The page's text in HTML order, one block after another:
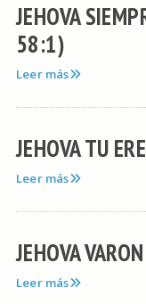
JEHOVA
58:1)
Leer más
JEHOVA TU
Leer más
JEHOVA
Leer más